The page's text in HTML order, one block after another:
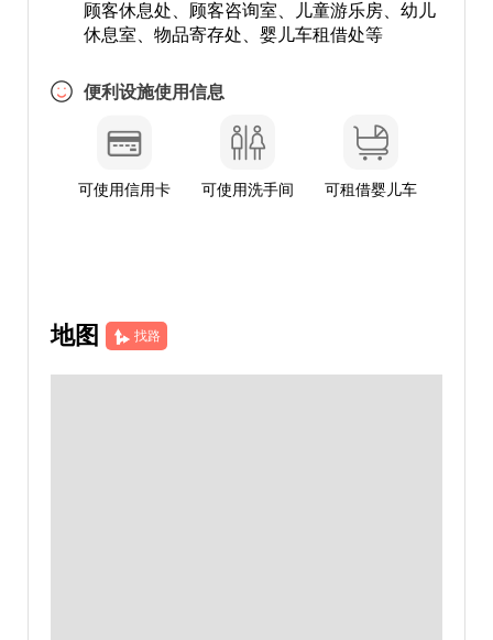
顾客休息处、顾客咨询室、儿童游乐房、幼儿
休息室、物品寄存处、婴儿车租借处等
便利设施使用信息
可使用信用卡 可使用洗手间 可租借婴儿车
地图 找路